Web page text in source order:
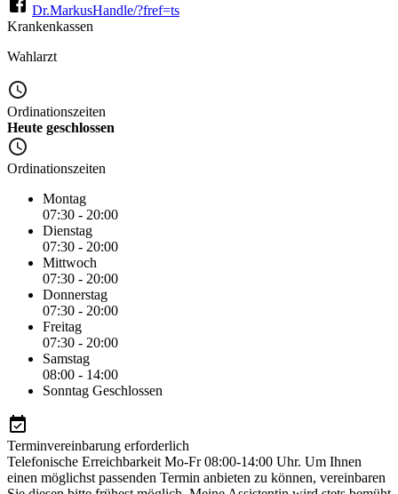
Dr.MarkusHandle/?fref=ts
Krankenkassen
Wahlarzt
Ordinationszeiten
Heute geschlossen
Ordinationszeiten
Montag
07:30 - 20:00
Dienstag
07:30 - 20:00
Mittwoch
07:30 - 20:00
Donnerstag
07:30 - 20:00
Freitag
07:30 - 20:00
Samstag
08:00 - 14:00
Sonntag Geschlossen
Terminvereinbarung erforderlich
Telefonische Erreichbarkeit Mo-Fr 08:00-14:00 Uhr. Um Ihnen
einen möglichst passenden Termin anbieten zu können, vereinbaren